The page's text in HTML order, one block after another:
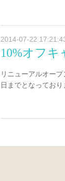
2014-07-22
10%オフ
リニューアルオー
日までとなってお